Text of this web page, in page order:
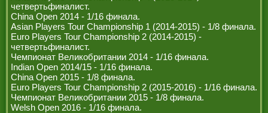
четвертьфиналист.
China Open 2014 - 1/16 финала.
Asian Players Tour Championship 1 (2014-2015) - 1/8 финала.
Euro Players Tour Championship 2 (2014-2015) -
четвертьфиналист.
Чемпионат Великобритании 2014 - 1/16 финала.
Indian Open 2014/15 - 1/16 финала.
China Open 2015 - 1/8 финала.
Euro Players Tour Championship 2 (2015-2016) - 1/16 финала.
Чемпионат Великобритании 2015 - 1/8 финала.
Welsh Open 2016 - 1/16 финала.